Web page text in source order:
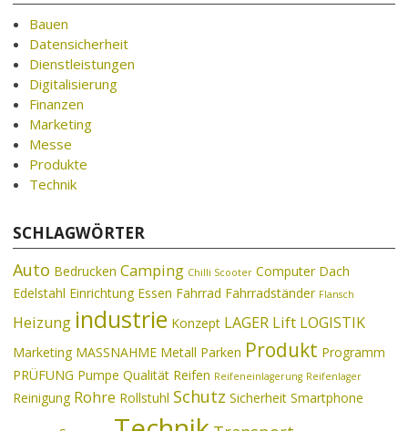
Bauen
Datensicherheit
Dienstleistungen
Digitalisierung
Finanzen
Marketing
Messe
Produkte
Technik
SCHLAGWÖRTER
Auto Bedrucken Camping Chilli Scooter Computer Dach
Edelstahl Einrichtung Essen Fahrrad Fahrradständer Flansch
Heizung industrie Konzept LAGER Lift LOGISTIK
Marketing MASSNAHME Metall Parken Produkt Programm
PRÜFUNG Pumpe Qualität Reifen Reifeneinlagerung Reifenlager
Reinigung Rohre Rollstuhl Schutz Sicherheit Smartphone